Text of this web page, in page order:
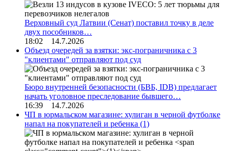
Верховный суд Латвии (Сенат) поставил точку в деле
двух пособников…
18:02 14.7.2026
Объезд очередей за взятки: экс-пограничника с 3
"клиентами" отправляют под суд
Бюро внутренней безопасности (БВБ, IDB) предлагает
начать уголовное преследование бывшего…
16:39 14.7.2026
ЧП в юрмальском магазине: хулиган в черной футболке
напал на покупателей и ребенка (1)